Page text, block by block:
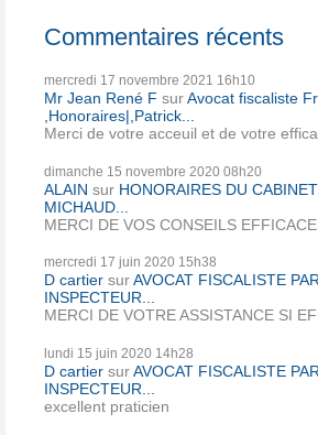
Commentaires récents
mercredi 17 novembre 2021 16h10
Mr Jean René F surAvocat fiscaliste
,Honoraires|,Patrick...
Merci de votre acceuil et de votre
dimanche 15 novembre 2020 08h20
ALAIN sur HONORAIRES DU
MICHAUD...
MERCI DE VOS CONSEILS
mercredi 17 juin 2020 15h38
D cartier surAVOCAT FISCALISTE
INSPECTEUR...
MERCI DE VOTRE ASSISTANCE SI
lundi 15 juin 2020 14h28
D cartier surAVOCAT FISCALISTE
INSPECTEUR...
excellent praticien